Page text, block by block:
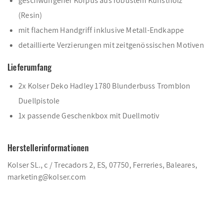
(Resin)
mit flachem Handgriff inklusive Metall-Endkappe
detaillierte Verzierungen mit zeitgenössischen Motiven
Lieferumfang
2x Kolser Deko Hadley 1780 Blunderbuss Tromblon
Duellpistole
1x passende Geschenkbox mit Duellmotiv
Herstellerinformationen
Kolser SL., c / Trecadors 2, ES, 07750, Ferreries, Baleares,
marketing@kolser.com